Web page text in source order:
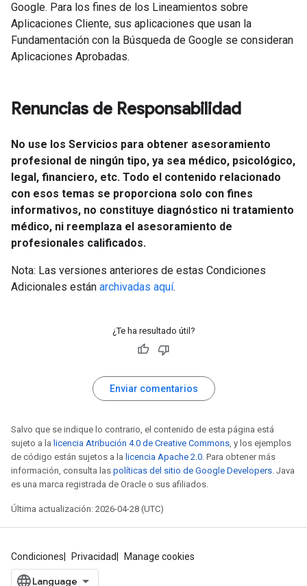
Google. Para los fines de los Lineamientos sobre
Aplicaciones Cliente, sus aplicaciones que usan la
Fundamentación con la Búsqueda de Google se consideran
Aplicaciones Aprobadas.
Renuncias de Responsabilidad
No use los Servicios para obtener asesoramiento
profesional de ningún tipo, ya sea médico, psicológico,
legal, financiero, etc. Todo el contenido relacionado
con esos temas se proporciona solo con fines
informativos, no constituye diagnóstico ni tratamiento
médico, ni reemplaza el asesoramiento de
profesionales calificados.
Nota: Las versiones anteriores de estas Condiciones
Adicionales están archivadas aquí.
¿Te ha resultado útil?
Enviar comentarios
Salvo que se indique lo contrario, el contenido de esta página está
sujeto a la licencia Atribución 4.0 de Creative Commons, y los ejemplos
de código están sujetos a la licencia Apache 2.0. Para obtener más
información, consulta las políticas del sitio de Google Developers. Java
es una marca registrada de Oracle o sus afiliados.
Última actualización: 2026-04-28 (UTC)
Condiciones Privacidad Manage cookies